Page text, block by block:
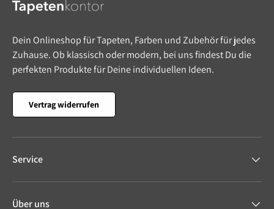
Dein Onlineshop für Tapeten, Farben und Zubehör für jedes
Zuhause. Ob klassisch oder modern, bei uns findest Du die
perfekten Produkte für Deine individuellen Ideen.
Vertrag widerrufen
Service
Über uns